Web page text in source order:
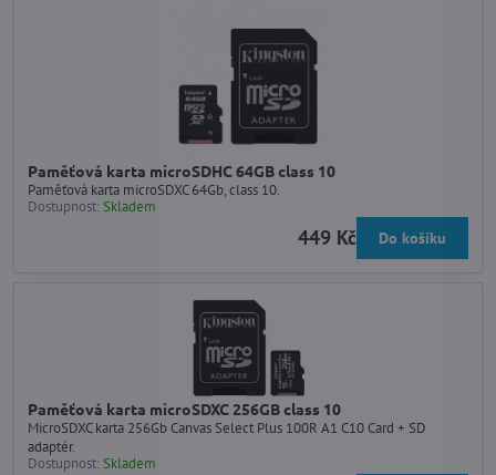
Paměťová karta microSDHC 64GB class 10
Paměťová karta microSDXC 64Gb, class 10.
Dostupnost:Skladem
449 Kč Do košíku
Paměťová karta microSDXC 256GB class 10
MicroSDXC karta 256Gb Canvas Select Plus 100R A1 C10 Card + SD
adaptér.
Dostupnost:Skladem